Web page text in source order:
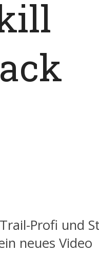
Profi und
neues Video